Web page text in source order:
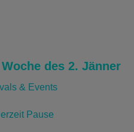
Woche des 2. Jänner
& Events
Pause